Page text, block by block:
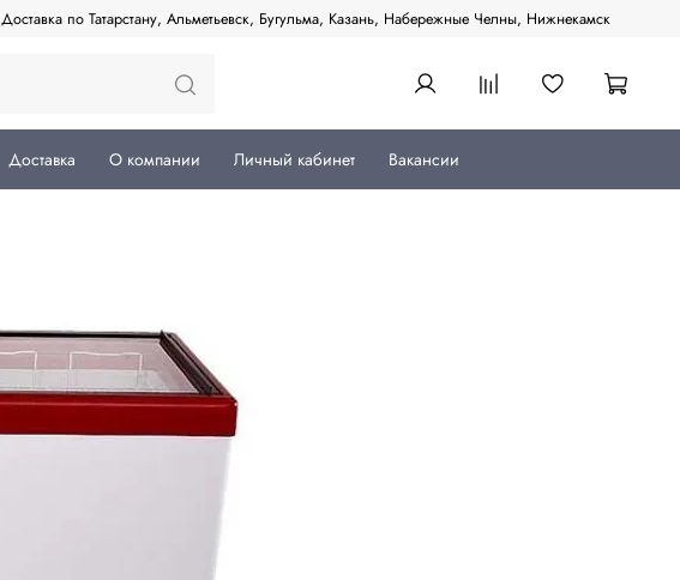
Доставка по Татарстану, Альметьевск, Бугульма, Казань, Набережные Челны, Нижнекамск
Доставка О компании Личный кабинет
Вакансии